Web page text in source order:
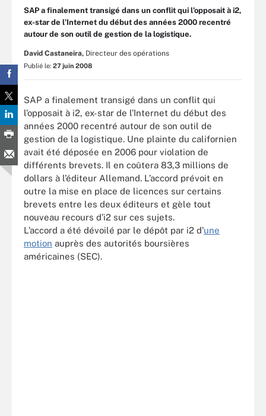
SAP a finalement transigé dans un conflit qui l’opposait à i2,
ex-star de l’Internet du début des années 2000 recentré
autour de son outil de gestion de la logistique.
David Castaneira, Directeur des opérations
Publié le: 27 juin 2008
SAP a finalement transigé dans un conflit qui
l’opposait à i2, ex-star de l’Internet du début des
années 2000 recentré autour de son outil de
gestion de la logistique. Une plainte du californien
avait été déposée en 2006 pour violation de
différents brevets. Il en coûtera 83,3 millions de
dollars à l’éditeur Allemand. L’accord prévoit en
outre la mise en place de licences sur certains
brevets entre les deux éditeurs et gèle tout
nouveau recours d’i2 sur ces sujets.
L’accord a été dévoilé par le dépôt par i2 d’une
motion auprès des autorités boursières
américaines (SEC).